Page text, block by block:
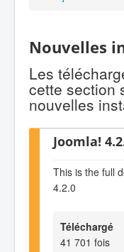
Nouvelles
Les
cette section
nouvelles
Joomla!
This is the full
4.2.0
Téléchargé
41 701 fois